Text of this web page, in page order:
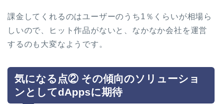
課金してくれるのはユーザーのうち1％くらいが相場ら
しいので、ヒット作品がないと、なかなか会社を運営
するのも大変なようです。
気になる点② その傾向のソリューショ
ンとしてdAppsに期待